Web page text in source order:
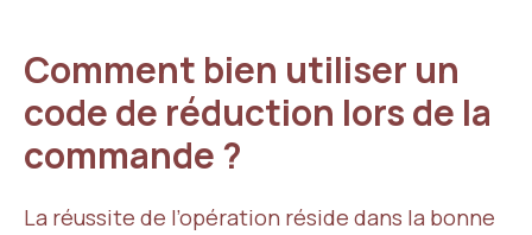
Comment bien utiliser un
code de réduction lors de la
commande ?
La réussite de l’opération réside dans la bonne